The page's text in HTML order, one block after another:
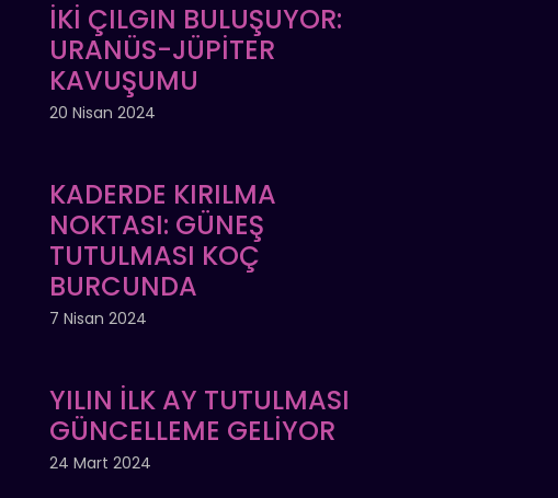
İKİ ÇILGIN BULUŞUYOR:
URANÜS-JÜPİTER
KAVUŞUMU
20 Nisan 2024
KADERDE KIRILMA
NOKTASI: GÜNEŞ
TUTULMASI KOÇ
BURCUNDA
7 Nisan 2024
YILIN İLK AY TUTULMASI
GÜNCELLEME GELİYOR
24 Mart 2024